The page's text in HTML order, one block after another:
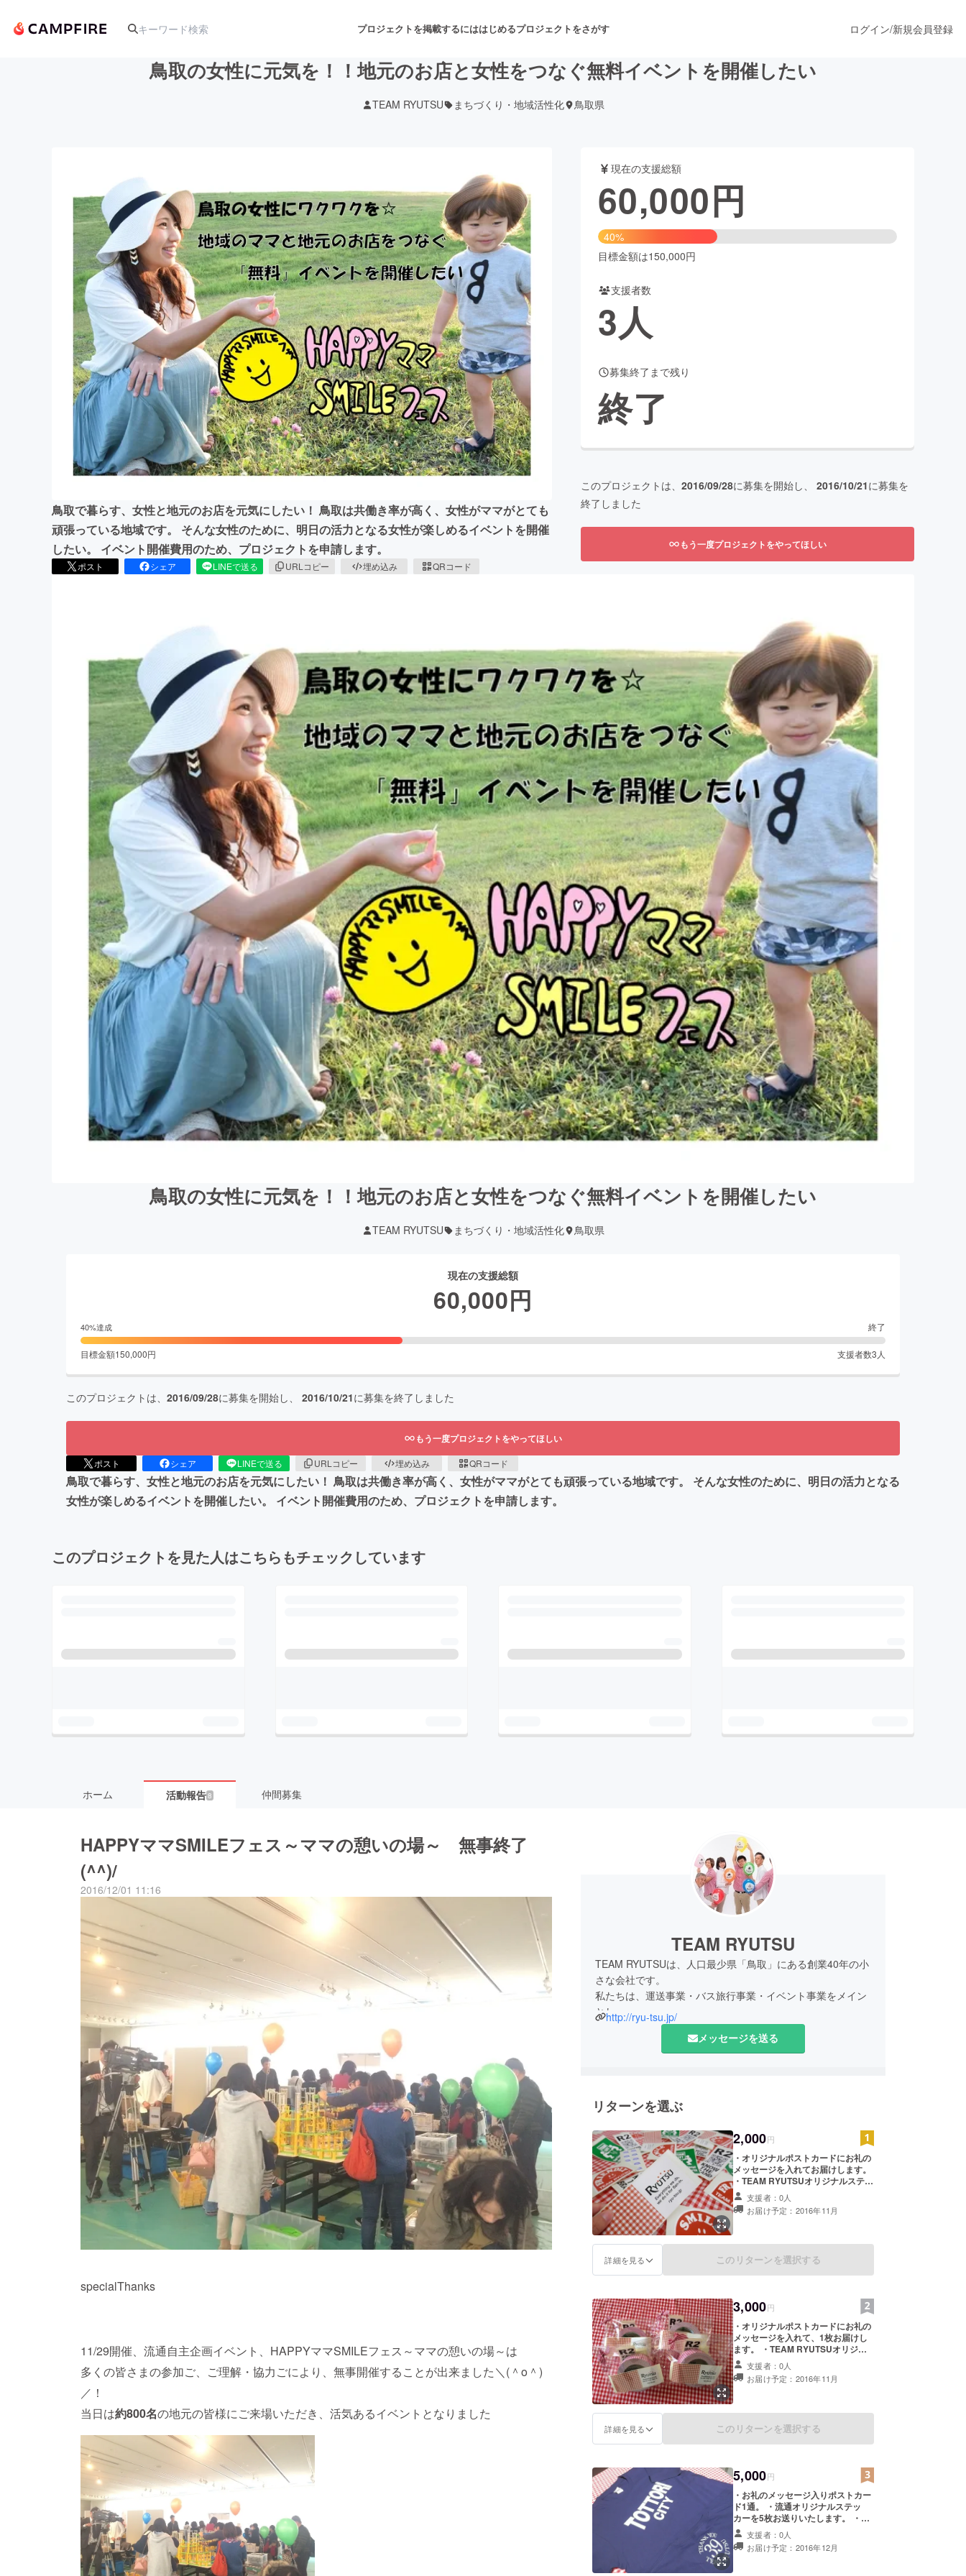
プロジェクトを掲載するにははじめるプロジェクトをさがす
アート・写真 舞台・パフォーマンス
テクノロジー・ガジェット ゲーム・サービス開発 フード・飲食店 ファッション
映像・映画 書籍・雑誌出版 アニメ・漫画
ビジネス・起業 チャレンジ ビューティー・ヘルスケア
まちづくり・地域活性化
CAMPFIRE for Social GoodCAMPFIRE Creation
CAMPFIREふるさと納税 machi-yaコミュニティ
ログイン/新規会員登録
鳥取の女性に元気を！！地元のお店と女性をつなぐ無料イベントを開催したい
TEAM RYUTSU まちづくり・地域活性化 鳥取県
鳥取で暮らす、女性と地元のお店を元気にしたい！ 鳥取は共働き率が高く、女性がママがとても
頑張っている地域です。 そんな女性のために、明日の活力となる女性が楽しめるイベントを開催
したい。 イベント開催費用のため、プロジェクトを申請します。
ポスト シェア LINEで送る URLコピー 埋め込み QRコード
現在の支援総額
60,000円
40%
目標金額は150,000円
支援者数
3人
募集終了まで残り
終了
このプロジェクトは、 2016/09/28に募集を開始し、 2016/10/21に募集を
終了しました
もう一度プロジェクトをやってほしい
鳥取の女性に元気を！！地元のお店と女性をつなぐ無料イベントを開催したい
TEAM RYUTSU まちづくり・地域活性化 鳥取県
現在の支援総額
60,000円
40%達成 終了
目標金額150,000円 支援者数3人
このプロジェクトは、 2016/09/28に募集を開始し、 2016/10/21に募集を終了しました
もう一度プロジェクトをやってほしい
ポスト シェア LINEで送る URLコピー 埋め込み QRコード
鳥取で暮らす、女性と地元のお店を元気にしたい！ 鳥取は共働き率が高く、女性がママがとても頑張っている地域です。 そんな女性のために、明日の活力となる
女性が楽しめるイベントを開催したい。 イベント開催費用のため、プロジェクトを申請します。
このプロジェクトを見た人はこちらもチェックしています
ホーム 活動報告8 仲間募集
HAPPYママSMILEフェス～ママの憩いの場～ 無事終了
(^^)/
2016/12/01 11:16
specialThanks
11/29開催、流通自主企画イベント、HAPPYママSMILEフェス～ママの憩いの場～は
多くの皆さまの参加ご、ご理解・協力ごにより、 無事開催することが出来ました＼(＾o＾)
／！
当日は約800名の地元の皆様にご来場いただき、活気あるイベントとなりました
TEAM RYUTSU
TEAM RYUTSUは、人口最少県「鳥取」にある創業40年の小
さな会社です。
私たちは、運送事業・バス旅行事業・イベント事業をメイン
とし、
ペット葬祭や蜂の巣駆除なども行っています。
ス業」が私たちの仕事になった！
http://ryu-tsu.jp/
メッセージを送る
リターンを選ぶ
2,000円
・オリジナルポストカードにお礼の
メッセージを入れてお届けします。
・TEAM RYUTSUオリジナルステッ
カーを5枚お送りします。 ステッ
カーのデザインが変更になることが
ございます。
支援者：0人
お届け予定：2016年11月
詳細を見る このリターンを選択する
3,000円
・オリジナルポストカードにお礼の
メッセージを入れて、1枚お届けし
ます。 ・TEAM RYUTSUオリジナ
ルガムテープを「1個」お送りしま
す。支援者：0人
お届け予定：2016年11月
詳細を見る このリターンを選択する
5,000円
・お礼のメッセージ入りポストカー
ド1通。 ・流通オリジナルステッ
カーを5枚お送りいたします。 ・オ
リジナルTOTTORI CTIY Tシャツを1
枚プレゼントいたします！ (Tシャツ
サイズは、Ｓ・Ｍ・Ｌ・ＸＬよりお
支援者：0人
お届け予定：2016年12月